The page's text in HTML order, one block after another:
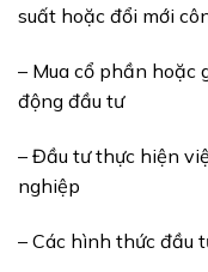
suất hoặc đổi mới
– Mua cổ phần hoặc
động đầu tư
– Đầu tư thực hiện
nghiệp
– Các hình thức đầu